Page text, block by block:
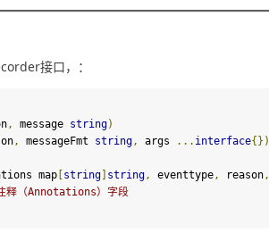
接口，：
, message string)
, messageFmt string, args ... interface{})
map[ string] string, eventtype, reason,
注释（Annotations）字段